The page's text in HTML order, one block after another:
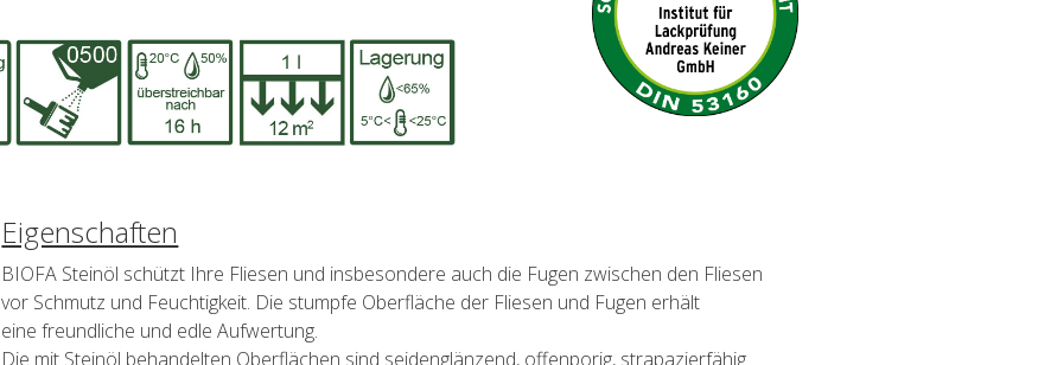
Eigenschaften
BIOFA Steinöl schützt Ihre Fliesen und insbesondere auch die Fugen zwischen den Fliesen
vor Schmutz und Feuchtigkeit. Die stumpfe Oberfläche der Fliesen und Fugen erhält
eine freundliche und edle Aufwertung.
Die mit Steinöl behandelten Oberflächen sind seidenglänzend, offenporig, strapazierfähig